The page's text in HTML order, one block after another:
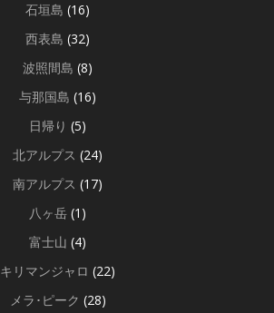
石垣島 (16)
西表島 (32)
波照間島 (8)
与那国島 (16)
日帰り (5)
北アルプス (24)
南アルプス (17)
八ヶ岳 (1)
富士山 (4)
キリマンジャロ (22)
メラ･ピーク (28)